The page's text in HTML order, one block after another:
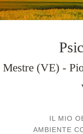
Mestre (VE) -
IL MIO
AMBIENTE